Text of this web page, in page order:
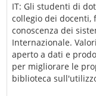
IT: Gli studenti di
collegio dei docenti,
conoscenza dei
Internazionale.
aperto a dati e
per migliorare le
biblioteca